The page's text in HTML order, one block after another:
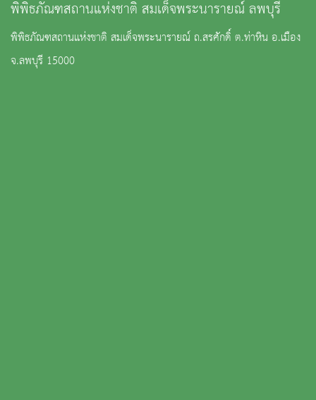
พิพิธภัณฑสถานแห่งชาติ สมเด็จพระนารายณ์ ลพบุรี
พิพิธภัณฑสถานแห่งชาติ สมเด็จพระนารายณ์ ถ.สรศักดิ์ ต.ท่าหิน อ.เมือง
จ.ลพบุรี 15000